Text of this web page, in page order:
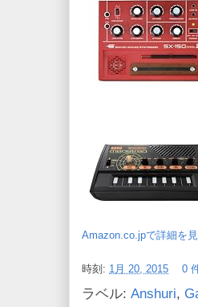
Amazon.co.jpで詳細を
時刻: 1月 20, 2015 0
ラベル: Anshuri,